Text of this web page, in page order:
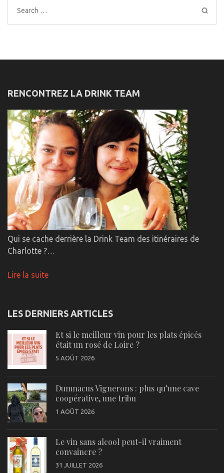
Search
for:
RENCONTREZ LA DRINK TEAM
Qui se cache derrière la Drink Team des itinéraires de
Charlotte ?…
Lire la suite
LES DERNIERS ARTICLES
Et si le meilleur vin pour les plats épicés
était un rosé de Loire ?
5 AOÛT 2026
Dumnacus Vignerons : plus qu’une cave
coopérative, une tribu
1 AOÛT 2026
Le vin sans alcool peut-il vraiment
convaincre ?
31 JUILLET 2026